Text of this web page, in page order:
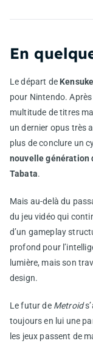
En
Le départ de
pour Nintendo.
multitude de titres
un dernier opus très
plus de conclure un
nouvelle génération
Tabata.
Mais au-delà du
du jeu vidéo qui
d’un gameplay
profond pour
lumière, mais son
design.
Le futur de Metroid
toujours en lui une
les jeux passent de